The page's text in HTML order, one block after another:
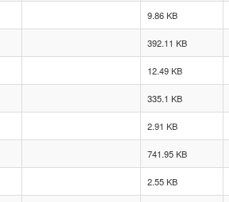
9.86 KB
392.11 KB
12.49 KB
335.1 KB
2.91 KB
741.95 KB
2.55 KB